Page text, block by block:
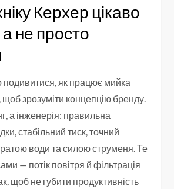
Керхер цікаво
не просто
подивитися, як працює мийка
щоб зрозуміти концепцію бренду.
а інженерія: правильна
стабільний тиск, точний
води та силою струменя. Те
— потік повітря й фільтрація
щоб не губити продуктивність